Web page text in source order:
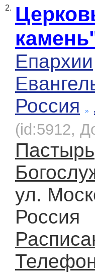
2.
Епархии
Россия
(id:5912,
Пастырь
ул.
Россия